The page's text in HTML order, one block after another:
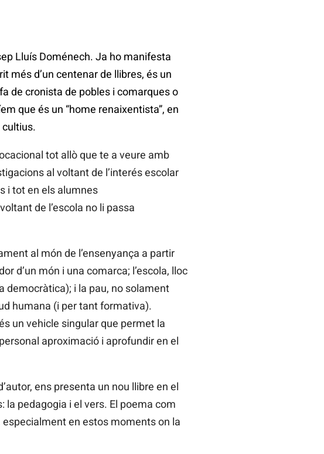
Lluís Doménech. Ja ho manifesta
més d’un centenar de llibres, és un
de cronista de pobles i comarques o
que és un “home renaixentista”, en
cultius.
tot allò que te a veure amb
al voltant de l’interés escolar
i tot en els alumnes
de l’escola no li passa
al món de l’ensenyança a partir
d’un món i una comarca; l’escola, lloc
democràtica); i la pau, no solament
humana (i per tant formativa).
un vehicle singular que permet la
aproximació i aprofundir en el
ens presenta un nou llibre en el
pedagogia i el vers. El poema com
en estos moments on la